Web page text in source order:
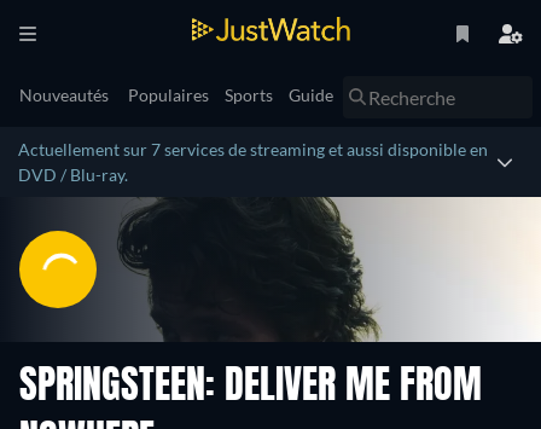
Nouveautés Populaires Sports Guide
Actuellement sur 7 services de streaming et aussi disponible en
DVD / Blu-ray.
SPRINGSTEEN: DELIVER ME FROM